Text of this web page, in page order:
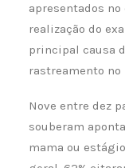
apresentados
realização do
principal causa
rastreamento no
Nove entre dez
souberam
mama ou